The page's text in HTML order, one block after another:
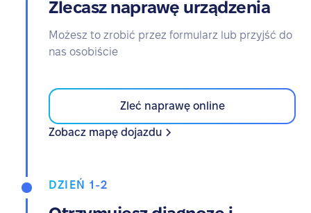
Zlecasz naprawę urządzenia
Możesz to zrobić przez formularz lub przyjść do
nas osobiście
Zleć naprawę online
Zobacz mapę dojazdu
DZIEŃ 1-2